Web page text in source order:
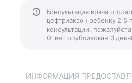
Консультация врача
цефтриаксон ребенку 2 5
консультации,
Ответ опубликован 3
ИНФОРМАЦИЯ